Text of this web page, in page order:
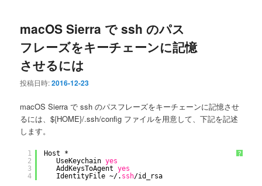
macOS Sierra で ssh のパス
フレーズをキーチェーンに記憶
させるには
投稿日時:2016-12-23
macOS Sierra で ssh のパスフレーズをキーチェーンに記憶させ
るには、${HOME}/.ssh/config ファイルを用意して、下記を記述
します。
?
1
2
3
4
Host *
UseKeychain yes
AddKeysToAgent yes
IdentityFile ~/. ssh/id_rsa